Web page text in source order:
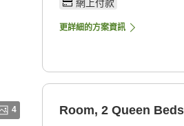
4
網上付款
更詳細的方案資訊
Room, 2 Queen